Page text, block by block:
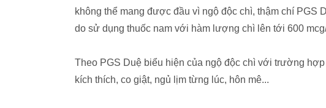
không thể mang được đầu vì ngộ độc chì, thậm chí PGS
do sử dụng thuốc nam với hàm lượng chì lên tới 600
Theo PGS Duệ biểu hiện của ngộ độc chì với trường
kích thích, co giật, ngủ lịm từng lúc, hôn mê...